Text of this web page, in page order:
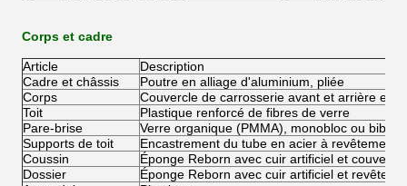
Corps et cadre
Article
Description
Cadre et châssis
Poutre en alliage d'aluminium, pliée
Corps
Couvercle de carrosserie avant et arrière en
Toit
Plastique renforcé de fibres de verre
Pare-brise
Verre organique (PMMA), monobloc ou bibloc
Supports de toit
Encastrement du tube en acier à revêtement
Coussin
Éponge Reborn avec cuir artificiel et
Dossier
Éponge Reborn avec cuir artificiel et